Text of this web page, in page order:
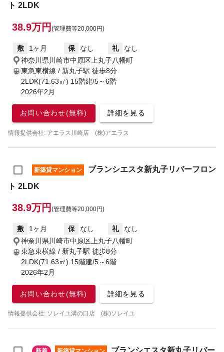
ト 2LDK
38.9万円 (管理費等20,000円)
敷 1ヶ月 保 なし 礼
なし
神奈川県川崎市中原区上丸子八幡町
東急東横線 / 新丸子駅 徒歩8分
2LDK(71.63㎡) 15階建/5～6階
2026年2月
お問い合わせ(無料) 詳細を見る
情報提供会社: アエラス川崎店 (株)アエラス
新築貸マンション
ブランシエスタ新丸子リバーフロン
ト 2LDK
38.9万円 (管理費等20,000円)
敷 1ヶ月 保 なし 礼
なし
神奈川県川崎市中原区上丸子八幡町
東急東横線 / 新丸子駅 徒歩8分
2LDK(71.63㎡) 15階建/5～6階
2026年2月
お問い合わせ(無料) 詳細を見る
情報提供会社: ソレイユ溝の口店 (株)ソレイユ
ブランシエスタ新丸子リバー